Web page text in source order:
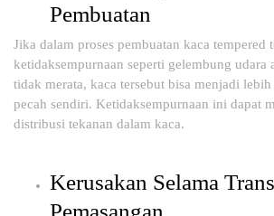
Pembuatan
Jika dalam proses pembuatan kaca tempered
ketidaksempurnaan seperti gelembung udara
tidak merata, kaca tersebut bisa menjadi lebih
pecah sendiri. Ketidaksempurnaan ini dapat
distribusi tekanan dalam kaca.
Kerusakan Selama
Pemasangan